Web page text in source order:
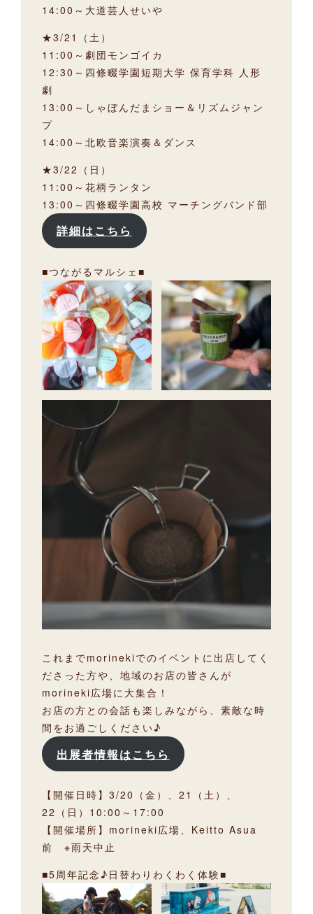
14:00～大道芸人せいや
★3/21（土）
11:00～劇団モンゴイカ
12:30～四條畷学園短期大学 保育学科 人形
劇
13:00～しゃぼんだまショー＆リズムジャン
プ
14:00～北欧音楽演奏＆ダンス
★3/22（日）
11:00～花柄ランタン
13:00～四條畷学園高校 マーチングバンド部
詳細はこちら
■つながるマルシェ■
これまでmorinekiでのイベントに出店してく
ださった方や、地域のお店の皆さんが
morineki広場に大集合！
お店の方との会話も楽しみながら、素敵な時
間をお過ごしください♪
出展者情報はこちら
【開催日時】3/20（金）、21（土）、
22（日）10:00～17:00
【開催場所】morineki広場、Keitto Asua
前 ※雨天中止
■5周年記念♪日替わりわくわく体験■